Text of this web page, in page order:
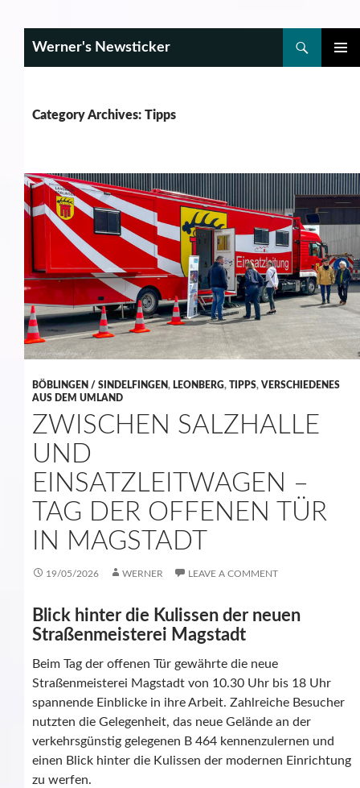
Werner's Newsticker
Category Archives: Tipps
BÖBLINGEN / SINDELFINGEN, LEONBERG, TIPPS, VERSCHIEDENES
AUS DEM UMLAND
ZWISCHEN SALZHALLE
UND
EINSATZLEITWAGEN –
TAG DER OFFENEN TÜR
IN MAGSTADT
19/05/2026 WERNER LEAVE A COMMENT
Blick hinter die Kulissen der neuen
Straßenmeisterei Magstadt
Beim Tag der offenen Tür gewährte die neue
Straßenmeisterei Magstadt von 10.30 Uhr bis 18 Uhr
spannende Einblicke in ihre Arbeit. Zahlreiche Besucher
nutzten die Gelegenheit, das neue Gelände an der
verkehrsgünstig gelegenen B 464 kennenzulernen und
einen Blick hinter die Kulissen der modernen Einrichtung
zu werfen.